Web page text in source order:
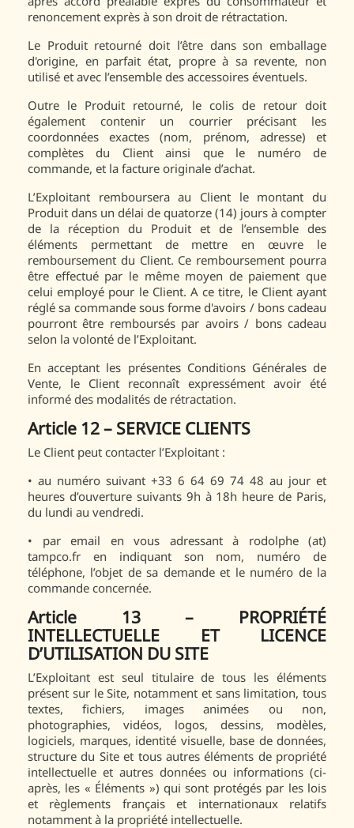
renoncement exprès à son droit de rétractation.
Le Produit retourné doit l’être dans son emballage
d'origine, en parfait état, propre à sa revente, non
utilisé et avec l’ensemble des accessoires éventuels.
Outre le Produit retourné, le colis de retour doit
également contenir un courrier précisant les
coordonnées exactes (nom, prénom, adresse) et
complètes du Client ainsi que le numéro de
commande, et la facture originale d’achat.
L’Exploitant remboursera au Client le montant du
Produit dans un délai de quatorze (14) jours à compter
de la réception du Produit et de l’ensemble des
éléments permettant de mettre en œuvre le
remboursement du Client. Ce remboursement pourra
être effectué par le même moyen de paiement que
celui employé pour le Client. A ce titre, le Client ayant
réglé sa commande sous forme d'avoirs / bons cadeau
pourront être remboursés par avoirs / bons cadeau
selon la volonté de l’Exploitant.
En acceptant les présentes Conditions Générales de
Vente, le Client reconnaît expressément avoir été
informé des modalités de rétractation.
Article 12 – SERVICE CLIENTS
Le Client peut contacter l’Exploitant :
• au numéro suivant +33 6 64 69 74 48 au jour et
heures d’ouverture suivants 9h à 18h heure de Paris,
du lundi au vendredi.
• par email en vous adressant à rodolphe (at)
tampco.fr en indiquant son nom, numéro de
téléphone, l’objet de sa demande et le numéro de la
commande concernée.
Article 13 – PROPRIÉTÉ
INTELLECTUELLE ET LICENCE
D’UTILISATION DU SITE
L’Exploitant est seul titulaire de tous les éléments
présent sur le Site, notamment et sans limitation, tous
textes, fichiers, images animées ou non,
photographies, vidéos, logos, dessins, modèles,
logiciels, marques, identité visuelle, base de données,
structure du Site et tous autres éléments de propriété
intellectuelle et autres données ou informations (ci-
après, les « Éléments ») qui sont protégés par les lois
et règlements français et internationaux relatifs
notamment à la propriété intellectuelle.